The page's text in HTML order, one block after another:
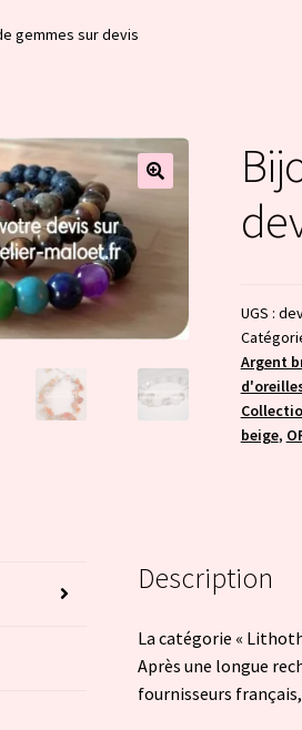
gemmes sur devis
UGS :
Argent
beige,
Description
La catégorie «
Après une longue
fournisseurs